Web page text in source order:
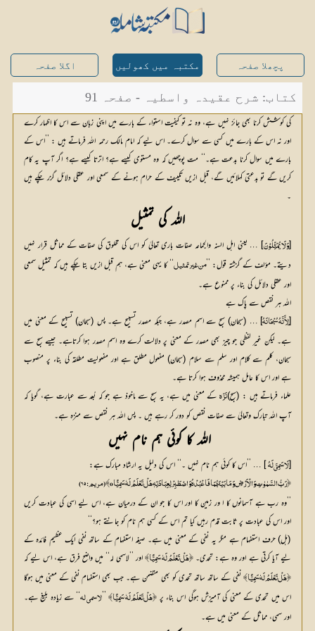
پچھلا صفحہ مکتبہ میں کھولیں اگلا صفحہ
کتاب: شرح عقیدہ واسطیہ - صفحہ 91
کی کوشش کرنا بھی جائز نہیں ہے، وہ نہ تو کیفیت استواء کے بارے میں اپنی زبان سے اس کا اظہار کرے
اور نہ اس کے بارے میں کسی سے سوال کرے۔ اس لیے کہ امام مالک رحمہ اللہ فرماتے ہیں : ’’اس کے
بارے میں سوال کرنا بدعت ہے۔‘‘ مت پوچھیں کہ وہ مستوی کیسے ہے؟ اترتا کیسے ہے؟ اگر آپ یہ کام
کریں گے تو بدعتی کہلائیں گے، قبل ازیں تکییف کے حرام ہونے کے سمعی اور عقلی دلائل گزر چکے ہیں
۔
اللہ کی تمثیل
[وَلَا یُمَثِّلُوْنَ
دیتے۔ مؤلف کے گزشتہ قول: ’’من غیر تمثیل
اور عقلی دلائل کی بناء پر ممنوع ہے۔
اللہ ہر نقص سے پاک ہے
[لِأَنَّہُ سُبْحَانَہُ
ہے اور اس کا عامل ہمیشہ محذوف ہوا کرتا ہے۔
علماء فرماتے ہیں : (سبح) نَزّہ
آپ اللہ تبارک وتعالیٰ سے صفات نقص کو دور کر رہے ہیں ۔ پس اللہ ہر نقص سے منزہ ہے۔
اللہ کا کوئی ہم نام نہیں
[لَا سَمِیَّ لَہُ ] … ’’اس کا کوئی ہم نام نہیں ۔‘‘ اس کی دلیل یہ ارشاد مبارک ہے:
﴿رَبُّ السَّمٰوٰتِ وَ الْاَرْضِ وَمَا بَیْنَہُمَا فَاعْبُدْہُ وَ اصْطَبِرْ لِعِبَادَتِہٖ ہَلْ تَعْلَمُ لَہٗ سَمِیًّاo﴾(مریم: ۶۵)
’’وہ رب ہے آسمانوں کا ا ور زمین کا اور اس کا جو ان کے درمیان ہے، اس لیے اسی کی عبادت کریں
اور اس کی عبادت پر ثابت قدم رہیں کیا تم اس کے کسی ہم نام کو جانتے ہو؟‘‘
(ہل) حرف استفہام ہے مگر یہ نفی کے معنی میں ہے۔ صیغہ استفہام کے ساتھ نفی ایک عظیم فائدہ کے
لیے آیا کرتی ہے اور وہ ہے: تحدی۔﴿ہَلْ تَعْلَمُ لَہٗ سَمِیًّا﴾ اور ’’لاسمی لہ‘‘ میں واضح فرق ہے، اس لیے کہ
﴿ہَلْ تَعْلَمُ لَہٗ سَمِیًّا﴾
اس میں تحدی کے معنی کی آمیزش ہوگی اس بناء پر ﴿ہَلْ تَعْلَمُ لَہٗ سَمِیًّا﴾ ’’لا سمی لہ
اور سمی، مماثل کے معنی میں ہے۔